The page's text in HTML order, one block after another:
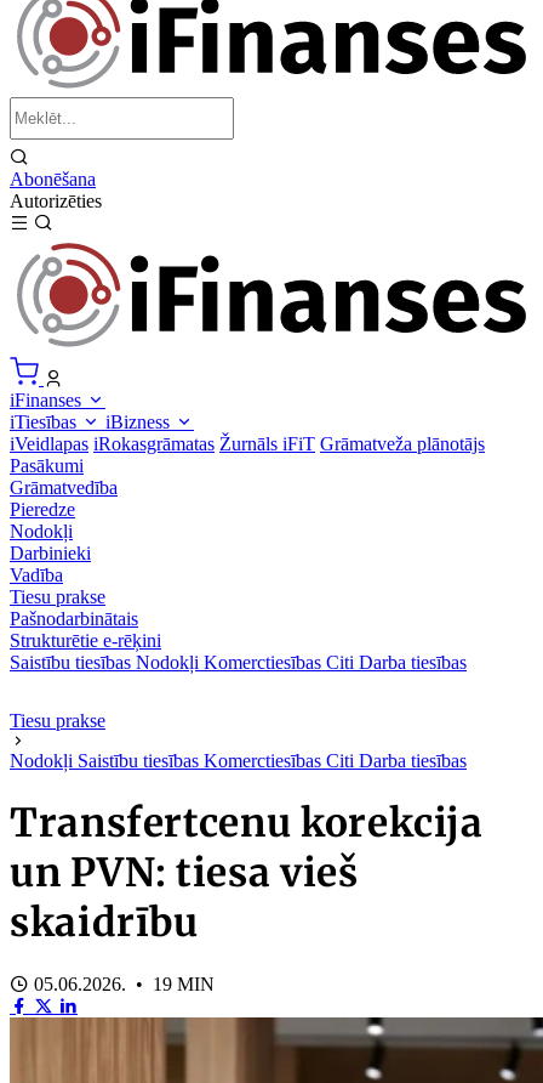
Abonēšana
Autorizēties
iFinanses
iTiesības
iBizness
iVeidlapas iRokasgrāmatas Žurnāls iFiT Grāmatveža plānotājs
Pasākumi
Grāmatvedība
Pieredze
Nodokļi
Darbinieki
Vadība
Tiesu prakse
Pašnodarbinātais
Strukturētie e-rēķini
Saistību tiesības Nodokļi Komerctiesības Citi Darba tiesības
Tiesu prakse
Nodokļi Saistību tiesības Komerctiesības Citi Darba tiesības
Transfertcenu korekcija
un PVN: tiesa vieš
skaidrību
05.06.2026. • 19 MIN